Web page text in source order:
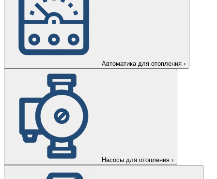
Автоматика для отопления ›
Насосы для отопления ›